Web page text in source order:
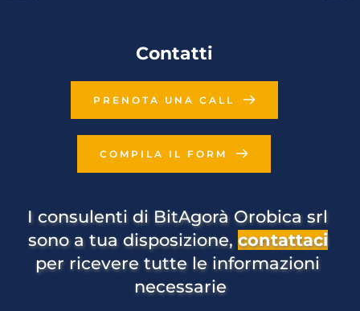
Contatti
PRENOTA UNA CALL
COMPILA IL FORM
I consulenti di BitAgorà Orobica srl
sono a tua disposizione, contattaci
per ricevere tutte le informazioni
necessarie